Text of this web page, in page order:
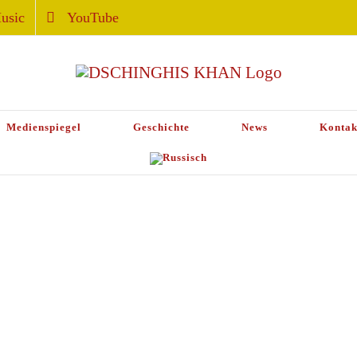
YouTube
Medienspiegel Geschichte News